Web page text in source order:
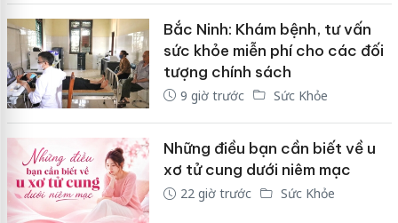
Bắc Ninh: Khám bệnh, tư vấn
sức khỏe miễn phí cho các đối
tượng chính sách
9 giờ trước Sức Khỏe
Những điều bạn cần biết về u
xơ tử cung dưới niêm mạc
22 giờ trước Sức Khỏe